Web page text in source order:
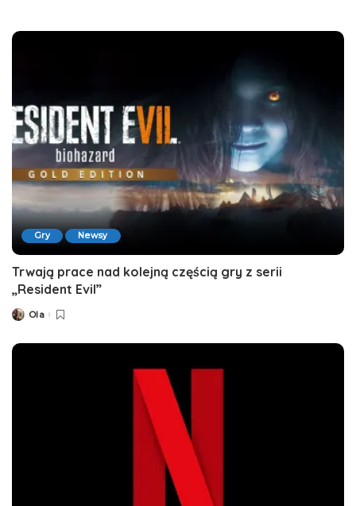
Gry Newsy
Trwają prace nad kolejną częścią gry z serii
„Resident Evil”
Posted
Ola